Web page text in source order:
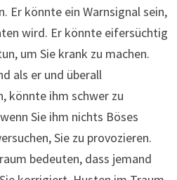
Er könnte ein Warnsignal sein,
wird. Er könnte eifersüchtig
um Sie krank zu machen.
als er und überall
könnte ihm schwer zu
Sie ihm nichts Böses
Sie zu provozieren.
bedeuten, dass jemand